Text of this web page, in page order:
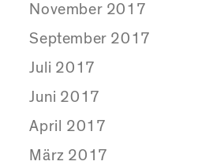
November 2017
September 2017
Juli 2017
Juni 2017
April 2017
März 2017